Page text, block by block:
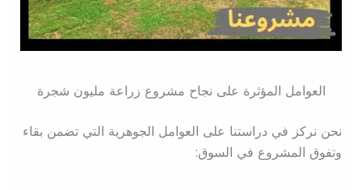
العوامل المؤثرة على نجاح مشروع زراعة مليون شجرة
نحن نركز في دراستنا على العوامل الجوهرية التي تضمن بقاء
وتفوق المشروع في السوق: